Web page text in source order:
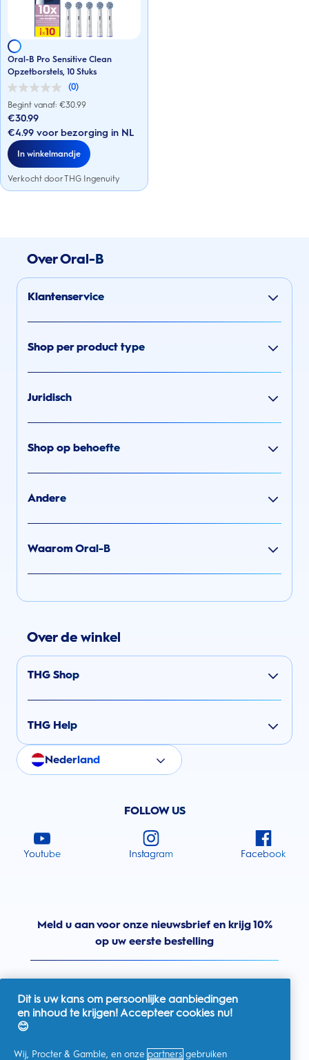
Oral-B Pro Sensitive Clean
Opzetborstels, 10 Stuks
(0)
0.0
van
de
5
sterren.
Begint vanaf: €30.99
€30.99
€4.99 voor bezorging in NL
In winkelmandje
Verkocht door THG Ingenuity
Over Oral-B
Klantenservice
Shop per product type
Juridisch
Shop op behoefte
Andere
Waarom Oral-B
Over de winkel
THG Shop
THG Help
Nederland
FOLLOW US
Youtube Instagram Facebook
Meld u aan voor onze nieuwsbrief en krijg 10%
op uw eerste bestelling
Dit is uw kans om persoonlijke aanbiedingen
en inhoud te krijgen! Accepteer cookies nu!
😊
Wij, Procter & Gamble, en onze partners gebruiken